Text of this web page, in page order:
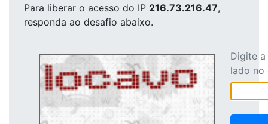
Para liberar o acesso do IP 216.73.216.47,
responda ao desafio abaixo.
Digite
lado no